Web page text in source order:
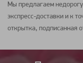
Мы предлагаем
экспресс-доставки и к
открытка, подписанная